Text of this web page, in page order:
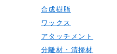
合成樹脂
ワックス
アタッチメント
分離材・清掃材